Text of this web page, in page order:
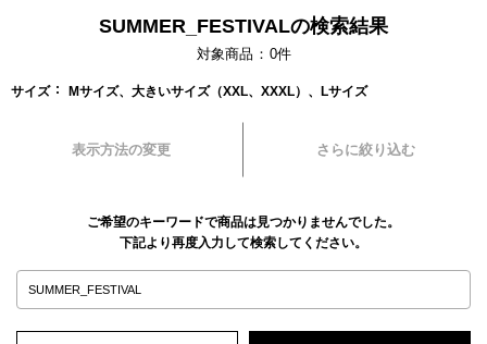
SUMMER_FESTIVALの検索結果
対象商品 0件
サイズ Mサイズ、大きいサイズ（XXL、XXXL）、Lサイズ
表示方法の変更 さらに絞り込む
ご希望のキーワードで商品は見つかりませんでした。
下記より再度入力して検索してください。